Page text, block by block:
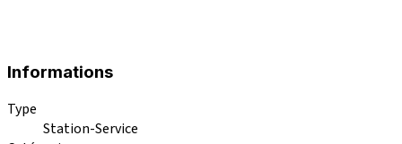
Informations
Type
Station-Service